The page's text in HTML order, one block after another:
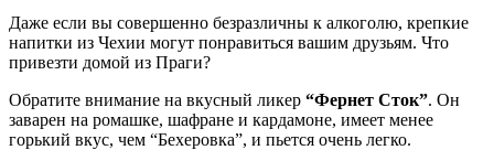
Даже если вы совершенно безразличны к алкоголю, крепкие
напитки из Чехии могут понравиться вашим друзьям. Что
привезти домой из Праги?
Обратите внимание на вкусный ликер “Фернет Сток”. Он
заварен на ромашке, шафране и кардамоне, имеет менее
горький вкус, чем “Бехеровка”, и пьется очень легко.